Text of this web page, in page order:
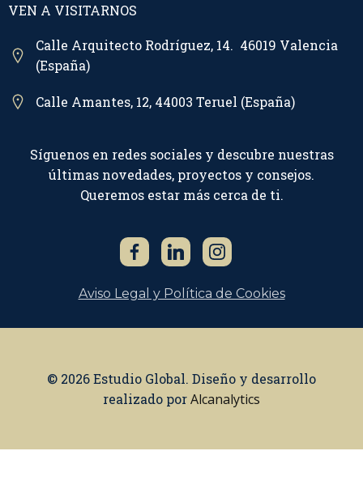
VEN A VISITARNOS
Calle Arquitecto Rodríguez, 14. 46019 Valencia
(España)
Calle Amantes, 12, 44003 Teruel (España)
Síguenos en redes sociales y descubre nuestras
últimas novedades, proyectos y consejos.
Queremos estar más cerca de ti.
Aviso Legal y Política de Cookies
© 2026 Estudio Global. Diseño y desarrollo
realizado porAlcanalytics